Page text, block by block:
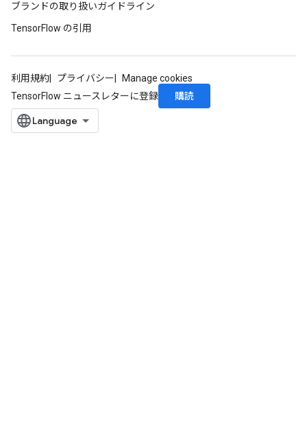
ブランドの取り扱いガイドライン
TensorFlow の引用
利用規約 プライバシー
Manage cookies
TensorFlow ニュースレターに登録
購読